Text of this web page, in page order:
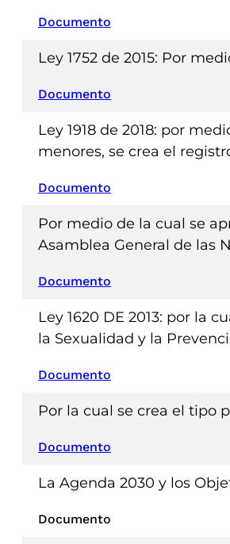
Documento
Ley 1752 de 2015: Por
Documento
Ley 1918 de 2018: por
menores, se crea el
Documento
Por medio de la cual se
Asamblea General de las
Documento
Ley 1620 DE 2013: por la
la Sexualidad y la
Documento
Por la cual se crea el tipo
Documento
La Agenda 2030 y los
Documento